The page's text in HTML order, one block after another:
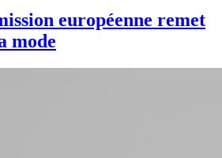
européenne remet
mode